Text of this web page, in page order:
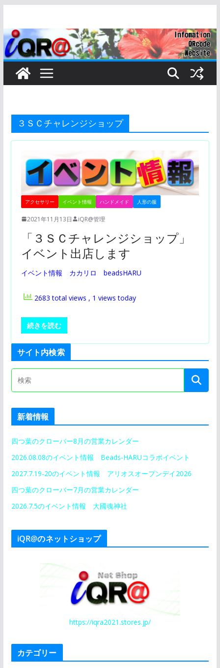
テ
ン
３ＳＣチャレンジショップ
アクセサリー イベント情報 ハンドメイド 人形の服
2021年11月13日 iQR@管理
「３ＳＣチャレンジショップ」
イベント出店します
イベント情報 カカリロ beadsHARU
2683 total views , 1 views today
続きを読む
サイト内検索
新着情報
四つ葉のクローバー8月の営業カレンダー
2026.08.08のイベント情報 Beads-HARUコラボイベント
2027.7.19-20のイベント情報 アリオスオープンデイ2026
四つ葉のクローバー7月の営業カレンダー
2026.7.5のイベント情報 大國魂神社
iQR@のネットショップ
https://iqra2021.stores.jp/
カテゴリー